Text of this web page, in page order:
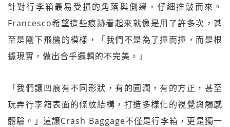
針對行李箱最易受損的角落與側邊，仔細推敲而來。
Francesco希望這些痕跡看起來就像是用了許多次，甚
至是剛下飛機的模樣，「我們不是為了撞而撞，而是根
據現實，做出合乎邏輯的不完美。」
「我們讓凹痕有不同形狀，有的圓潤，有的方正，甚至
玩弄行李箱表面的條紋結構，打造多樣化的視覺與觸感
體驗。」這讓Crash Baggage不僅是行李箱，更是獨一